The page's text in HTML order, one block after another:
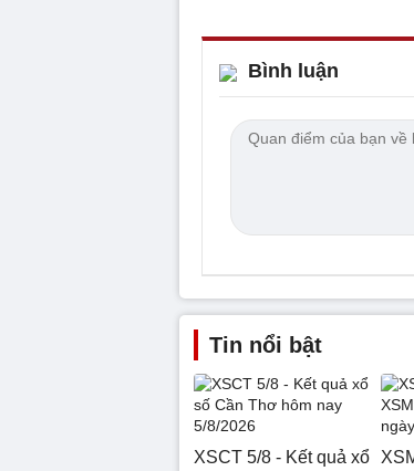
Bình luận
Tin nổi bật
XSCT 5/8 - Kết quả xổ